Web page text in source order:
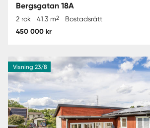
Bergsgatan 18A
2 rok 41.3 m2 Bostadsrätt
450 000 kr
Visning 23/8